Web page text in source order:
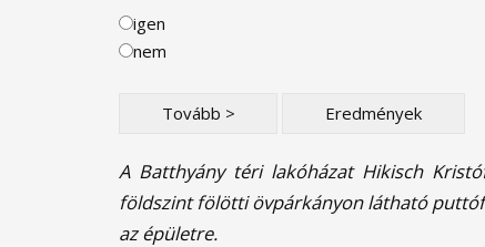
igen
nem
A Batthyány téri lakóházat Hikisch
földszint fölötti övpárkányon látható
az épületre.